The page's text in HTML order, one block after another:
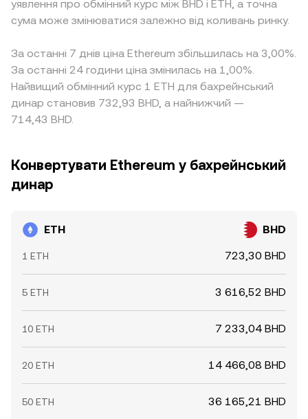
уявлення про обмінний курс між BHD і ETH, а точна
сума може змінюватися залежно від коливань ринку.
За останні 7 днів ціна Ethereum збільшилась на 3,00%.
За останні 24 години ціна змінилась на 1,00%.
Найвищий обмінний курс 1 ETH для бахрейнський
динар становив 732,93 BHD, а найнижчий —
714,43 BHD.
Конвертувати Ethereum у бахрейнський
динар
ETH BHD
1 ETH 723,30 BHD
5 ETH 3 616,52 BHD
10 ETH 7 233,04 BHD
20 ETH 14 466,08 BHD
50 ETH 36 165,21 BHD